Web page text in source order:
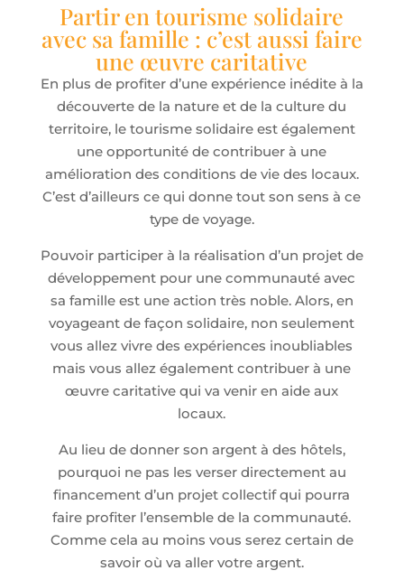
Partir en tourisme solidaire
avec sa famille : c’est aussi faire
une œuvre caritative
En plus de profiter d’une expérience inédite à la
découverte de la nature et de la culture du
territoire, le tourisme solidaire est également
une opportunité de contribuer à une
amélioration des conditions de vie des locaux.
C’est d’ailleurs ce qui donne tout son sens à ce
type de voyage.
Pouvoir participer à la réalisation d’un projet de
développement pour une communauté avec
sa famille est une action très noble. Alors, en
voyageant de façon solidaire, non seulement
vous allez vivre des expériences inoubliables
mais vous allez également contribuer à une
œuvre caritative qui va venir en aide aux
locaux.
Au lieu de donner son argent à des hôtels,
pourquoi ne pas les verser directement au
financement d’un projet collectif qui pourra
faire profiter l’ensemble de la communauté.
Comme cela au moins vous serez certain de
savoir où va aller votre argent.